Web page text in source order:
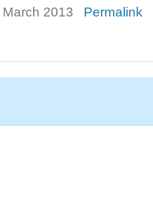
March 2013 Permalink